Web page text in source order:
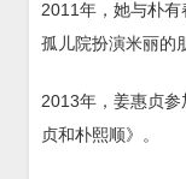
2011年，她与朴
孤儿院扮演米丽的
2013年，姜惠贞
贞和朴熙顺》。